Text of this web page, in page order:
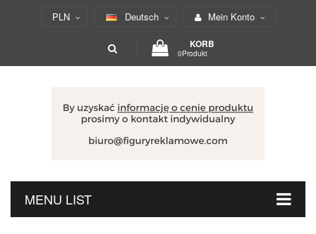
PLN Deutsch Mein Konto
KORB
0Produkt
MENU LIST